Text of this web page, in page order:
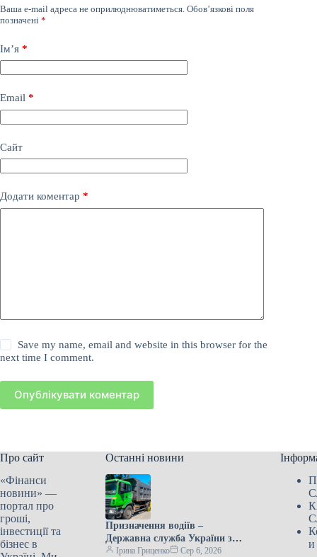
Ваша e-mail адреса не оприлюднюватиметься. Обов’язкові поля
позначені *
Ім’я *
Email *
Сайт
Додати коментар *
Save my name, email and website in this browser for the
next time I comment.
Опублікувати коментар
Про сайт
«Фінанси
новини» —
портал про
гроші,
інвестиції та
бізнес в
Останні новини
Призначення водіїв –
Державна служба України з
безпеки на транспорті
Ірина Гриценко Сер 6, 2026
и